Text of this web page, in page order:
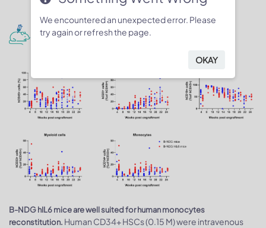
Human CD34+ HSCs immune system
engraftment
B-NDG hIL6 mice are well suited for human monocytes
reconstitution. Human CD34+ HSCs (0.15 M) were intravenous
We encountered an unexpected error. Please
try again or refresh the page.
OKAY